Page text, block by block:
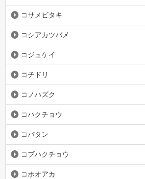
コサメビタキ
コシアカツバメ
コジュケイ
コチドリ
コノハズク
コハクチョウ
コバタン
コブハクチョウ
コホオアカ